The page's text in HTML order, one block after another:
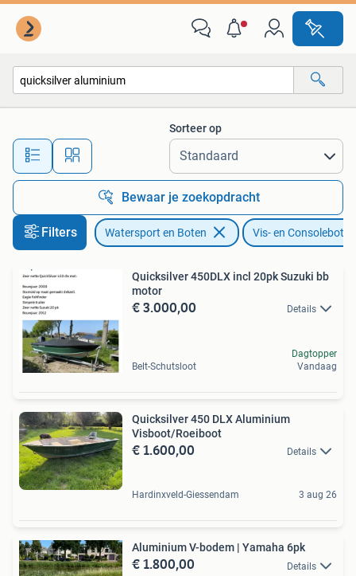
Alle afstanden…
Sorteer op
Bewaar je zoekopdracht
Filters Watersport en Boten Vis- en Consoleboten
Quicksilver 450DLX incl 20pk Suzuki bb
motor
€ 3.000,00 Details
Belt-Schutsloot
Dagtopper
Vandaag
Quicksilver 450 DLX Aluminium
Visboot/Roeiboot
€ 1.600,00 Details
Hardinxveld-Giessendam 3 aug 26
Aluminium V-bodem | Yamaha 6pk
€ 1.800,00 Details